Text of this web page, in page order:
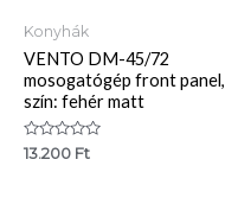
Konyhák
VENTO DM-45/72
mosogatógép front panel,
szín: fehér matt
Értékelés:
0
13.200 Ft